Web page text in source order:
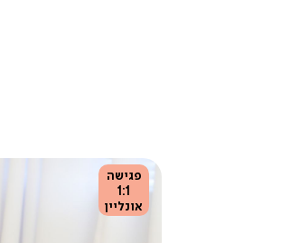
פגישה
1:1
אונליין